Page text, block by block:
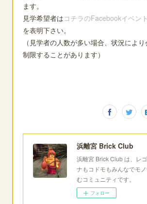
ます。
見学希望者はコチラのFacebookイベン
を表明下さい。
（見学者の人数が多い場合、状況によ
制限することがあります）
浜離宮 Brick Club
浜離宮 Brick Club は、レ
ナもコドモもみんなでモ
むコミュニティです。
フォロー